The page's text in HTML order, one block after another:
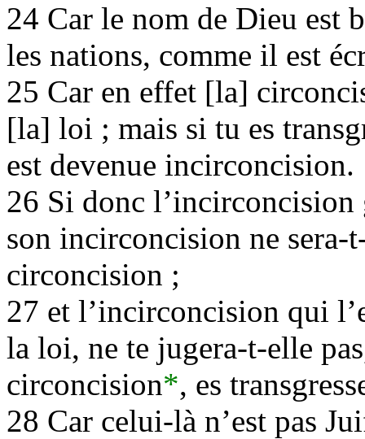
24 Car le nom de Dieu est
les nations, comme il est
25 Car en effet [la]
[la] loi ; mais si tu es
est devenue incirconcision.
26 Si donc l’incirconcision
son incirconcision ne sera-
circoncision ;
27 et l’incirconcision qui
la loi, ne te jugera-t-elle
circoncision*, es
28 Car celui-là n’est pas